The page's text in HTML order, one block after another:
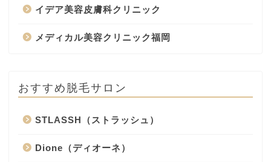
イデア美容皮膚科クリニック
メディカル美容クリニック福岡
おすすめ脱毛サロン
STLASSH（ストラッシュ）
Dione（ディオーネ）